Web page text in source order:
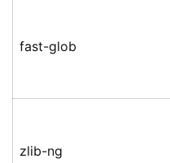
fast-glob
zlib-ng